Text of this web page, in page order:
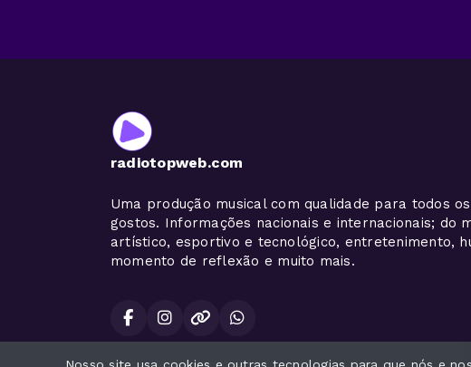
radiotopweb.com
Uma produção musical com qualidade para todos os
gostos. Informações nacionais e internacionais; do
artístico, esportivo e tecnológico, entretenimento,
momento de reflexão e muito mais.
Todos os direitos reservados.